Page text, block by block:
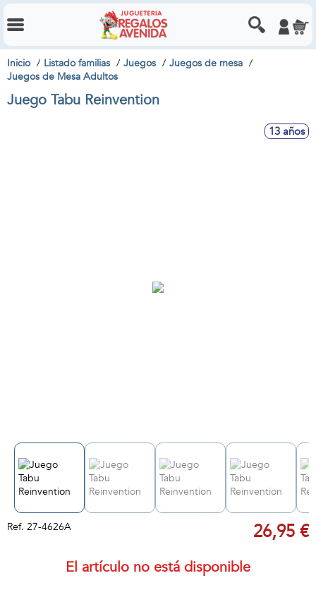
Inicio Listado familias Juegos
Juegos de mesa
Juegos de Mesa Adultos
Juego Tabu Reinvention
13 años
Ref. 27-4626A 26,95 €
El artículo no está disponible